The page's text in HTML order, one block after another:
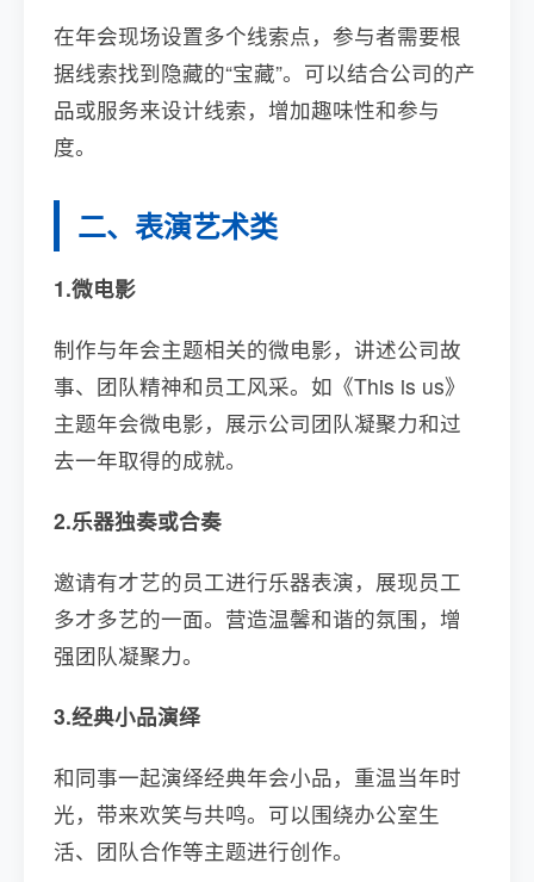
在年会现场设置多个线索点，参与者需要根
据线索找到隐藏的“宝藏”。可以结合公司的产
品或服务来设计线索，增加趣味性和参与
度。
二、表演艺术类
1.微电影
制作与年会主题相关的微电影，讲述公司故
事、团队精神和员工风采。如《This is us》
主题年会微电影，展示公司团队凝聚力和过
去一年取得的成就。
2.乐器独奏或合奏
邀请有才艺的员工进行乐器表演，展现员工
多才多艺的一面。营造温馨和谐的氛围，增
强团队凝聚力。
3.经典小品演绎
和同事一起演绎经典年会小品，重温当年时
光，带来欢笑与共鸣。可以围绕办公室生
活、团队合作等主题进行创作。